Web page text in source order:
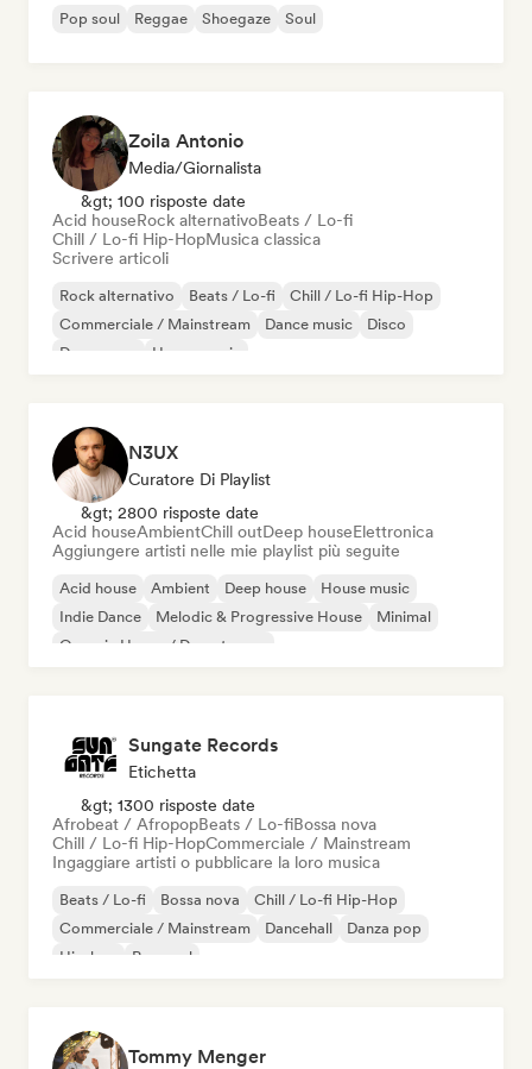
Pop soul
Reggae Shoegaze Soul
Zoila Antonio
Media/Giornalista
&gt; 100 risposte date
Acid houseRock alternativoBeats / Lo-fi
Chill / Lo-fi Hip-HopMusica classica
Scrivere articoli
Rock alternativo Beats / Lo-fi
Chill / Lo-fi Hip-Hop
Commerciale / Mainstream
Dance music
Disco
Dream pop
House music
N3UX
Curatore Di Playlist
&gt; 2800 risposte date
Acid houseAmbientChill outDeep houseElettronica
Aggiungere artisti nelle mie playlist più seguite
Acid house Ambient Deep house
House music
Indie Dance
Melodic & Progressive House
Minimal
Organic House / Downtempo
Sungate Records
Etichetta
&gt; 1300 risposte date
Afrobeat / AfropopBeats / Lo-fiBossa nova
Chill / Lo-fi Hip-HopCommerciale / Mainstream
Ingaggiare artisti o pubblicare la loro musica
Beats / Lo-fi Bossa nova
Chill / Lo-fi Hip-Hop
Commerciale / Mainstream
Dancehall
Danza pop
Hip-hop
Pop soul
Tommy Menger